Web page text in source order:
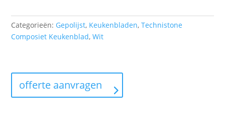
Categorieën: Gepolijst, Keukenbladen,Technistone
Composiet Keukenblad,Wit
offerte aanvragen